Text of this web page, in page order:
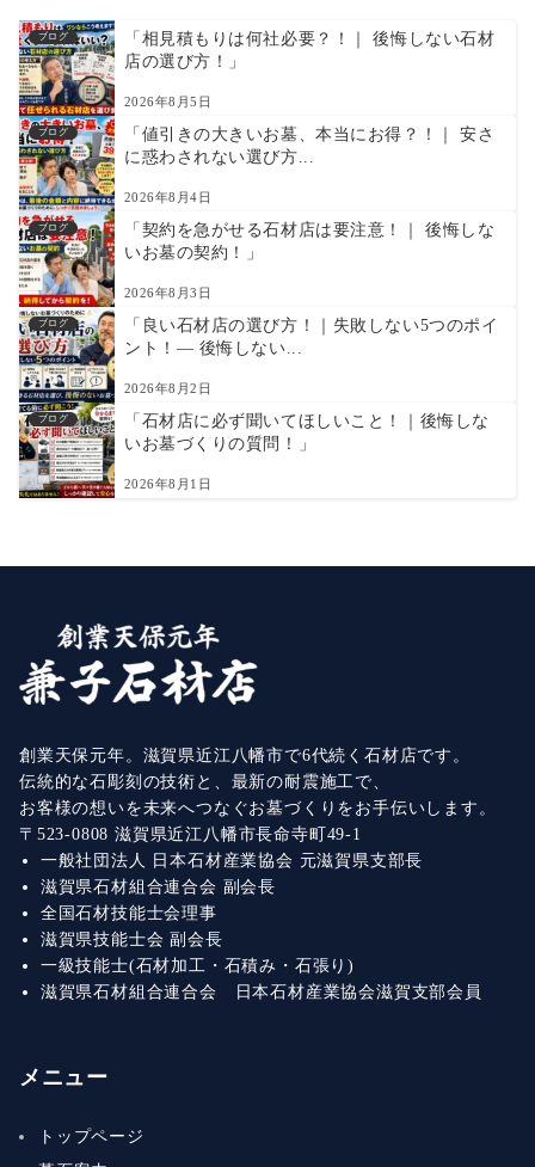
ブログ
「相見積もりは何社必要？！｜ 後悔しない石材
店の選び方！」
2026年8月5日
ブログ
「値引きの大きいお墓、本当にお得？！｜ 安さ
に惑わされない選び方...
2026年8月4日
ブログ
「契約を急がせる石材店は要注意！｜ 後悔しな
いお墓の契約！」
2026年8月3日
ブログ
「良い石材店の選び方！｜失敗しない5つのポイ
ント！― 後悔しない...
2026年8月2日
ブログ
「石材店に必ず聞いてほしいこと！｜後悔しな
いお墓づくりの質問！」
2026年8月1日
創業天保元年。滋賀県近江八幡市で6代続く石材店です。
伝統的な石彫刻の技術と、最新の耐震施工で、
お客様の想いを未来へつなぐお墓づくりをお手伝いします。
〒523-0808 滋賀県近江八幡市長命寺町49-1
一般社団法人 日本石材産業協会 元滋賀県支部長
滋賀県石材組合連合会 副会長
全国石材技能士会理事
滋賀県技能士会 副会長
一級技能士(石材加工・石積み・石張り)
滋賀県石材組合連合会 日本石材産業協会滋賀支部会員
メニュー
トップページ